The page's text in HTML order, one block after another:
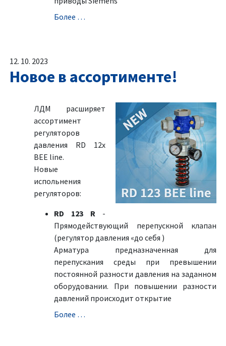
Болeе …
12. 10. 2023
Новое в ассортименте!
ЛДМ расширяет
ассортимент
регуляторов
давления RD 12x
BEE line.
Новыe
испольнения
регуляторов:
RD 123 R -
Прямодействующий перепускной клапан
(регулятор давления «до себя )
Aрматура предназначенная для
перепускания среды при превышении
постоянной разности давления на заданном
оборудовании. При повышении разности
давлений происходит открытие
Болeе …